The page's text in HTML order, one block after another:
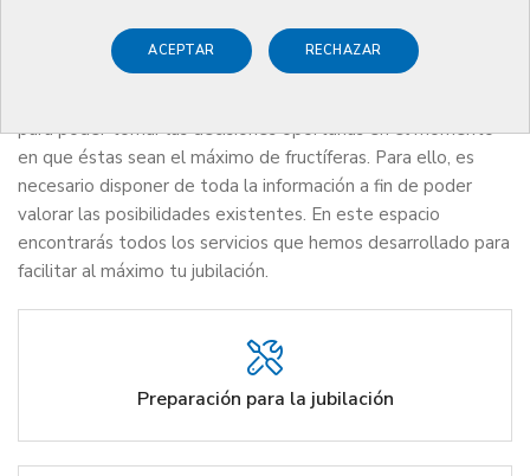
ACEPTAR RECHAZAR
La jubilación supone una nueva etapa en la vida y un cambio
de rol vital en el médico. Desde el Colegio creemos que es
para poder tomar las decisiones oportunas en el momento
en que éstas sean el máximo de fructíferas. Para ello, es
necesario disponer de toda la información a fin de poder
valorar las posibilidades existentes. En este espacio
encontrarás todos los servicios que hemos desarrollado para
facilitar al máximo tu jubilación.
Preparación para la jubilación